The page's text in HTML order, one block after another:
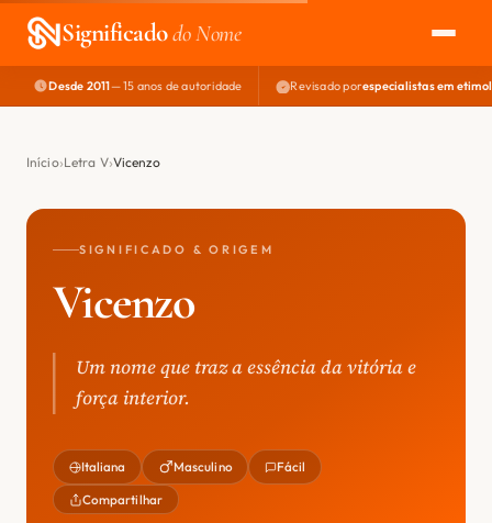
Significadodo Nome
EXPLORAR
NOME PERFEITO
Desde 2011— 15 anos de autoridade Revisado porespecialistas em
Início Letra V Vicenzo
SIGNIFICADO & ORIGEM
Vicenzo
Um nome que traz a essência da vitória e
força interior.
Italiana Masculino Fácil
Compartilhar